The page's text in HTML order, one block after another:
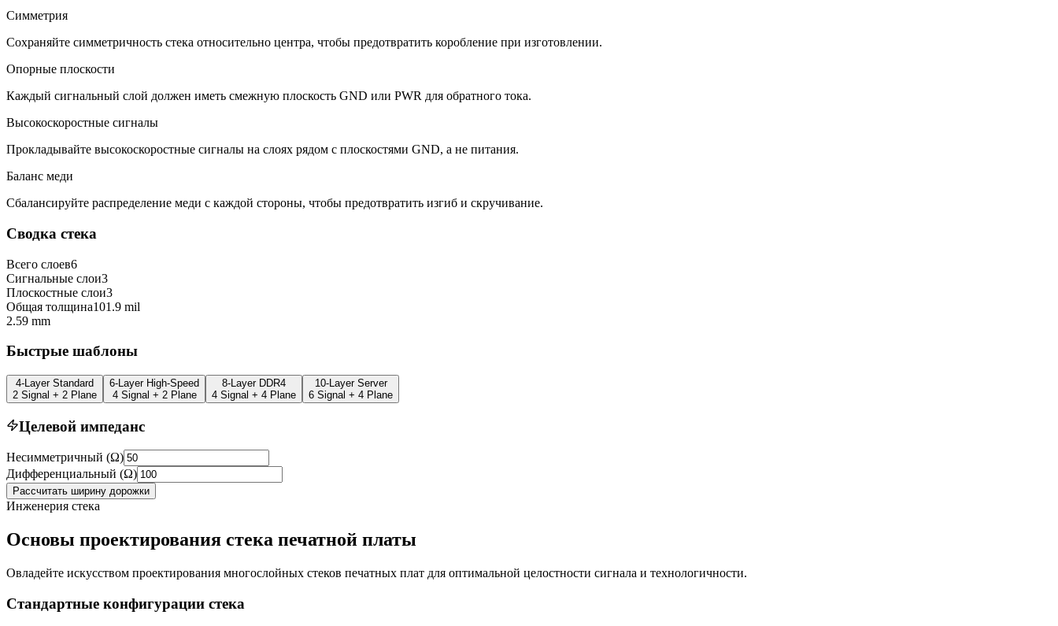
Симметрия
Сохраняйте симметричность стека относительно центра, чтобы предотвратить коробление при изготовлении.
Опорные плоскости
Каждый сигнальный слой должен иметь смежную плоскость GND или PWR для обратного тока.
Высокоскоростные сигналы
Прокладывайте высокоскоростные сигналы на слоях рядом с плоскостями GND, а не питания.
Баланс меди
Сбалансируйте распределение меди с каждой стороны, чтобы предотвратить изгиб и скручивание.
Сводка стека
Всего слоев6
Сигнальные слои3
Плоскостные слои3
Общая толщина101.9 mil
2.59 mm
Быстрые шаблоны
4-Layer Standard
2 Signal + 2 Plane
6-Layer High-Speed
4 Signal + 2 Plane
8-Layer DDR4
4 Signal + 4 Plane
10-Layer Server
6 Signal + 4 Plane
Целевой импеданс
Несимметричный (Ω)
Дифференциальный (Ω)
Рассчитать ширину дорожки
Инженерия стека
Основы проектирования стека печатной платы
Овладейте искусством проектирования многослойных стеков печатных плат для оптимальной целостности сигнала и технологичности.
Стандартные конфигурации стека